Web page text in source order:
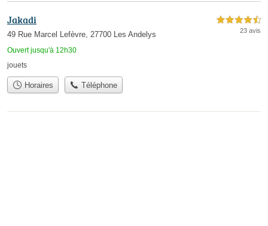
Jakadi
49 Rue Marcel Lefèvre, 27700 Les Andelys
Ouvert jusqu'à 12h30
4,5 étoiles sur 5
23 avis
jouets
Horaires Téléphone